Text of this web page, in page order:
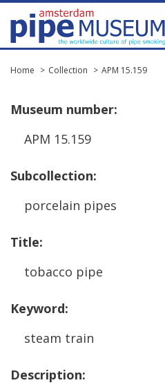
Home Collection APM 15.159
Museum number:
APM 15.159
Subcollection:
porcelain pipes
Title:
tobacco pipe
Keyword:
steam train
Description: